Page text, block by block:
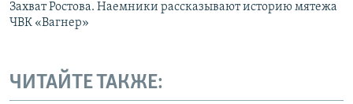
Захват Ростова. Наемники рассказывают историю мятежа
ЧВК «Вагнер»
ЧИТАЙТЕ ТАКЖЕ: